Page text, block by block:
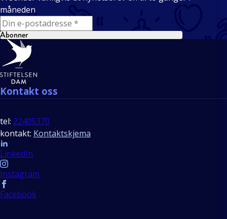
måneden
E-mail
Abonner
Bunntekst
Kontakt oss
tel: 22405370
kontakt: Kontaktskjema
Follow us
LinkedIn
Instagram
Facebook